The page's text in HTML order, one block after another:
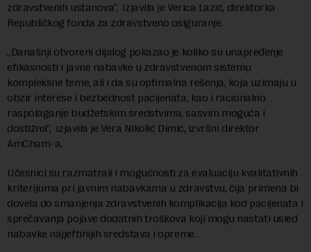
zdravstvenih ustanova“, izjavila je Verica Lazić, direktorka
Republičkog fonda za zdravstveno osiguranje.
„Današnji otvoreni dijalog pokazao je koliko su unapređenje
efikasnosti i javne nabavke u zdravstvenom sistemu
kompleksne teme, ali i da su optimalna rešenja, koja uzimaju u
obzir interese i bezbednost pacijenata, kao i racionalno
raspolaganje budžetskim sredstvima, sasvim moguća i
dostižna“, izjavila je Vera Nikolić Dimić, izvršni direktor
AmCham-a.
Učesnici su razmatrali i mogućnosti za evaluaciju kvalitativnih
kriterijuma pri javnim nabavkama u zdravstvu, čija primena bi
dovela do smanjenja zdravstvenih komplikacija kod pacijenata i
sprečavanja pojave dodatnih troškova koji mogu nastati usled
nabavke najjeftinijih sredstava i opreme.